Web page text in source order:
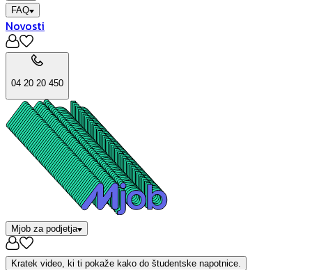
FAQ
Novosti
04 20 20 450
Mjob za podjetja
Kratek video, ki ti pokaže kako do študentske napotnice.